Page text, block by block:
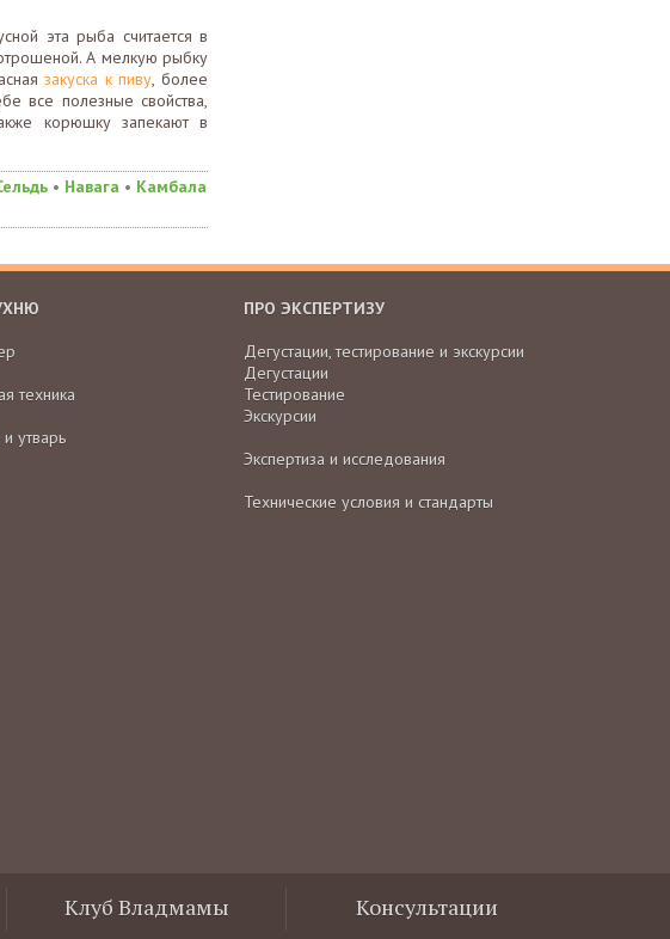
эта рыба считается в
А мелкую рыбку
закуска к пиву, более
все полезные свойства,
корюшку запекают в
• Навага • Камбала
техника
утварь
ПРО ЭКСПЕРТИЗУ
Дегустации, тестирование и экскурсии
Дегустации
Тестирование
Экскурсии
Экспертиза и исследования
Технические условия и стандарты
Клуб Владмамы Консультации